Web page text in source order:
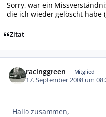
Sorry, war ein
die ich wieder gelöscht habe
Zitat
racinggreen Mitglied
17. September 2008 um
Hallo zusammen,